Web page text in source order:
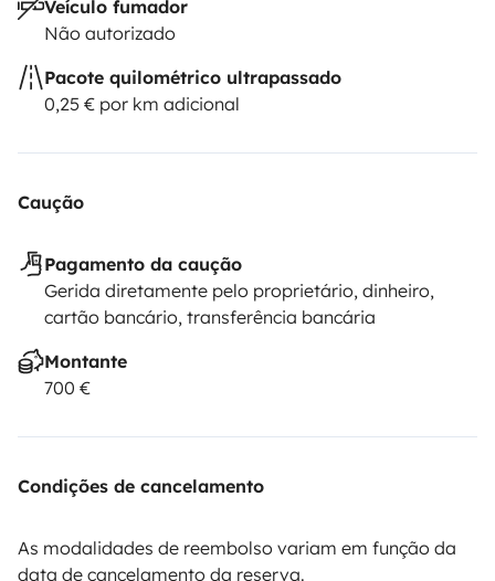
Veículo fumador
Não autorizado
Pacote quilométrico ultrapassado
0,25 € por km adicional
Caução
Pagamento da caução
Gerida diretamente pelo proprietário, dinheiro,
cartão bancário, transferência bancária
Montante
700 €
Condições de cancelamento
As modalidades de reembolso variam em função da
data de cancelamento da reserva.